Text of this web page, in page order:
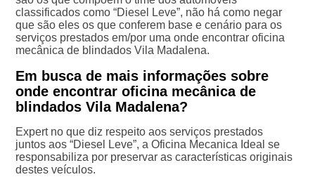
classificados como “Diesel Leve”, não há como negar
que são eles os que conferem base e cenário para os
serviços prestados em/por uma onde encontrar oficina
mecânica de blindados Vila Madalena.
Em busca de mais informações sobre
onde encontrar oficina mecânica de
blindados Vila Madalena?
Expert no que diz respeito aos serviços prestados
juntos aos “Diesel Leve”, a Oficina Mecanica Ideal se
responsabiliza por preservar as características originais
destes veículos.